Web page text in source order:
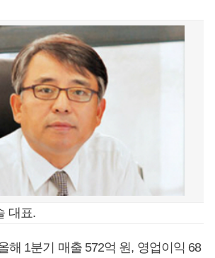
대표.
해 1분기 매출 572억 원, 영업이익 68